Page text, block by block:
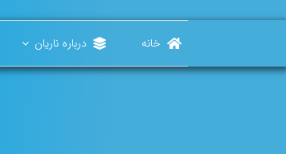
to
خانه درباره ناریان